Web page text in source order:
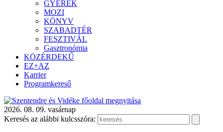
GYEREK
MOZI
KÖNYV
SZABADTÉR
FESZTIVÁL
Gasztronómia
KÖZÉRDEKŰ
EZ+AZ
Karrier
Programkereső
2026. 08. 09. vasárnap
Keresés az alábbi kulcsszóra: